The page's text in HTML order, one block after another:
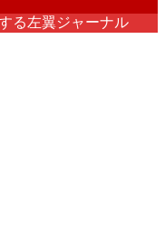
る左翼ジャーナル